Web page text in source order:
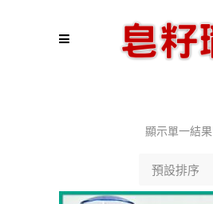
顯示單一結果
預設排序